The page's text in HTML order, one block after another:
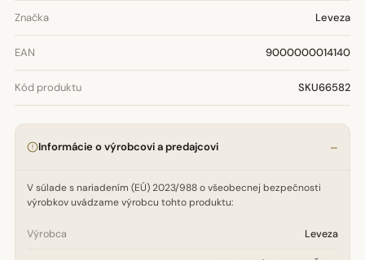
Značka Leveza
EAN 9000000014140
Kód produktu SKU66582
Informácie o výrobcovi a predajcovi
V súlade s nariadením (EÚ) 2023/988 o všeobecnej bezpečnosti
výrobkov uvádzame výrobcu tohto produktu:
Výrobca Leveza